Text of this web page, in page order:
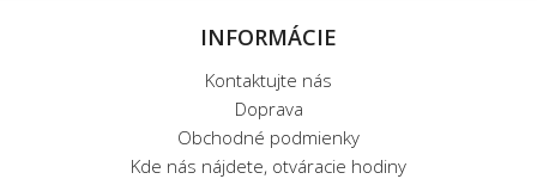
INFORMÁCIE
Kontaktujte nás
Doprava
Obchodné podmienky
Kde nás nájdete, otváracie hodiny